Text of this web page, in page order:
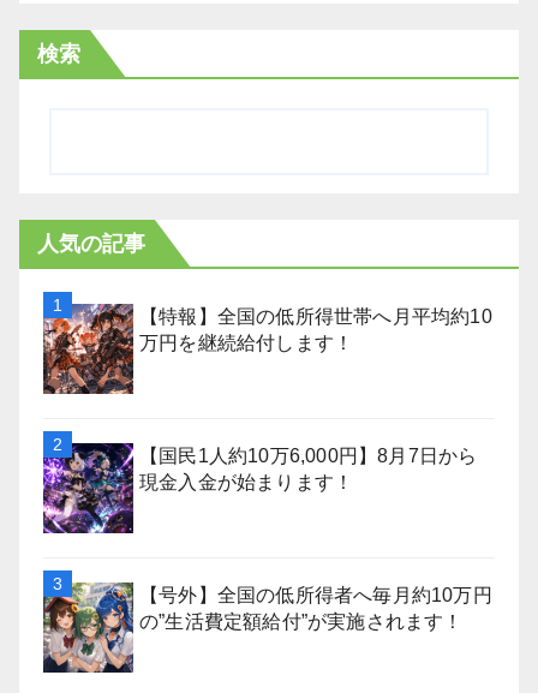
検索
人気の記事
【特報】全国の低所得世帯へ月平均約10
万円を継続給付します！
【国民1人約10万6,000円】8月7日から
現金入金が始まります！
【号外】全国の低所得者へ毎月約10万円
の”生活費定額給付”が実施されます！